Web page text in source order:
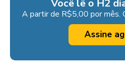
Você lê o H2
A partir de R$5,00 por mês.
Assine